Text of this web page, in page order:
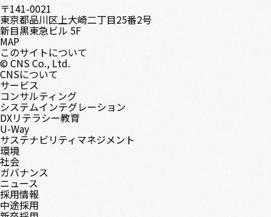
〒141-0021
東京都品川区上大崎二丁目25番2号
新目黒東急ビル 5F
MAP
このサイトについて
© CNS Co., Ltd.
CNSについて
サービス
コンサルティング
システムインテグレーション
DXリテラシー教育
U-Way
サステナビリティマネジメント
環境
社会
ガバナンス
ニュース
採用情報
中途採用